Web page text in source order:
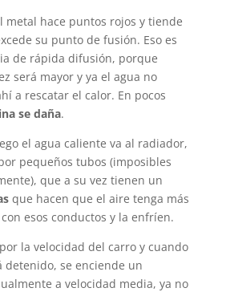
metal hace puntos rojos y tiende
su punto de fusión. Eso es
de rápida difusión, porque
será mayor y ya el agua no
a rescatar el calor. En pocos
se daña.
el agua caliente va al radiador,
pequeños tubos (imposibles
que a su vez tienen un
que hacen que el aire tenga más
esos conductos y la enfríen.
la velocidad del carro y cuando
detenido, se enciende un
a velocidad media, ya no